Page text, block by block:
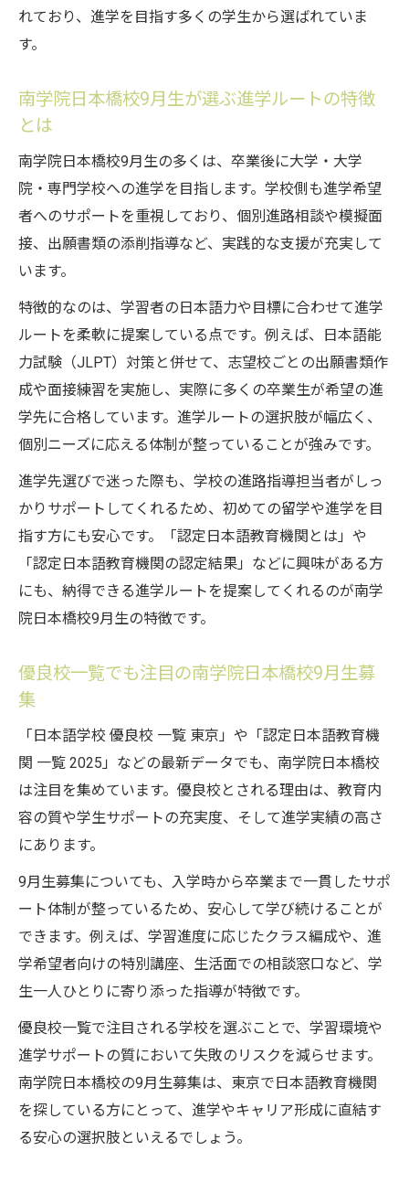
れており、進学を目指す多くの学生から選ばれていま
す。
南学院日本橋校9月生が選ぶ進学ルートの特徴
とは
南学院日本橋校9月生の多くは、卒業後に大学・大学
院・専門学校への進学を目指します。学校側も進学希望
者へのサポートを重視しており、個別進路相談や模擬面
接、出願書類の添削指導など、実践的な支援が充実して
います。
特徴的なのは、学習者の日本語力や目標に合わせて進学
ルートを柔軟に提案している点です。例えば、日本語能
力試験（JLPT）対策と併せて、志望校ごとの出願書類作
成や面接練習を実施し、実際に多くの卒業生が希望の進
学先に合格しています。進学ルートの選択肢が幅広く、
個別ニーズに応える体制が整っていることが強みです。
進学先選びで迷った際も、学校の進路指導担当者がしっ
かりサポートしてくれるため、初めての留学や進学を目
指す方にも安心です。「認定日本語教育機関とは」や
「認定日本語教育機関の認定結果」などに興味がある方
にも、納得できる進学ルートを提案してくれるのが南学
院日本橋校9月生の特徴です。
優良校一覧でも注目の南学院日本橋校9月生募
集
「日本語学校 優良校 一覧 東京」や「認定日本語教育機
関 一覧 2025」などの最新データでも、南学院日本橋校
は注目を集めています。優良校とされる理由は、教育内
容の質や学生サポートの充実度、そして進学実績の高さ
にあります。
9月生募集についても、入学時から卒業まで一貫したサポ
ート体制が整っているため、安心して学び続けることが
できます。例えば、学習進度に応じたクラス編成や、進
学希望者向けの特別講座、生活面での相談窓口など、学
生一人ひとりに寄り添った指導が特徴です。
優良校一覧で注目される学校を選ぶことで、学習環境や
進学サポートの質において失敗のリスクを減らせます。
南学院日本橋校の9月生募集は、東京で日本語教育機関
を探している方にとって、進学やキャリア形成に直結す
る安心の選択肢といえるでしょう。